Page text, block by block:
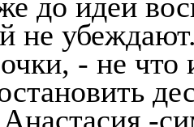
не
- не
Анастасия -